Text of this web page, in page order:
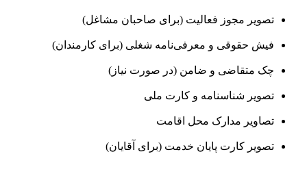
تصویر مجوز فعالیت (برای صاحبان مشاغل)
فیش حقوقی و معرفی‌نامه شغلی (برای کارمندان)
چک متقاضی و ضامن (در صورت نیاز)
تصویر شناسنامه و کارت ملی
تصاویر مدارک محل اقامت
تصویر کارت پایان خدمت (برای آقایان)